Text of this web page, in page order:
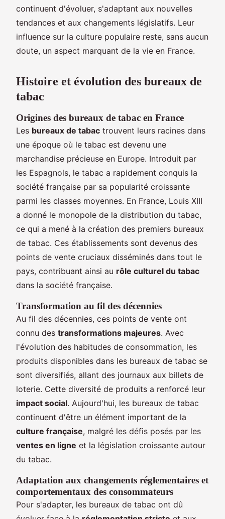
continuent d'évoluer, s'adaptant aux nouvelles
tendances et aux changements législatifs. Leur
influence sur la culture populaire reste, sans aucun
doute, un aspect marquant de la vie en France.
Histoire et évolution des bureaux de
tabac
Origines des bureaux de tabac en France
Les bureaux de tabac trouvent leurs racines dans
une époque où le tabac est devenu une
marchandise précieuse en Europe. Introduit par
les Espagnols, le tabac a rapidement conquis la
société française par sa popularité croissante
parmi les classes moyennes. En France, Louis XIII
a donné le monopole de la distribution du tabac,
ce qui a mené à la création des premiers bureaux
de tabac. Ces établissements sont devenus des
points de vente cruciaux disséminés dans tout le
pays, contribuant ainsi au rôle culturel du tabac
dans la société française.
Transformation au fil des décennies
Au fil des décennies, ces points de vente ont
connu des transformations majeures. Avec
l'évolution des habitudes de consommation, les
produits disponibles dans les bureaux de tabac se
sont diversifiés, allant des journaux aux billets de
loterie. Cette diversité de produits a renforcé leur
impact social. Aujourd'hui, les bureaux de tabac
continuent d'être un élément important de la
culture française, malgré les défis posés par les
ventes en ligne et la législation croissante autour
du tabac.
Adaptation aux changements réglementaires et
comportementaux des consommateurs
Pour s'adapter, les bureaux de tabac ont dû